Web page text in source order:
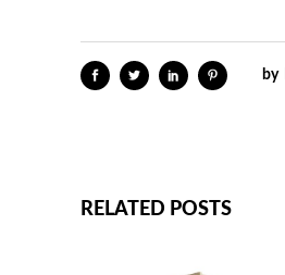
by
RELATED POSTS